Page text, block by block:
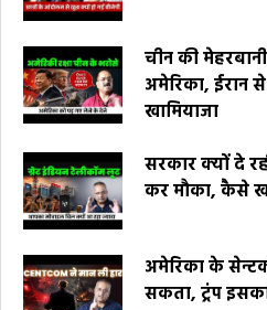
चीन की
अमेरिका, ईरान
खामियाजा
सरकार क्यों दे
कर मौका, कैसे
अमेरिका के
सकता, ट्रंप